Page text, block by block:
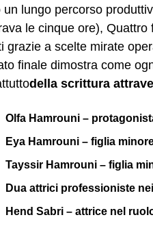
un lungo percorso
le cinque ore),
grazie a scelte mirate
finale dimostra come
della scrittura
Olfa Hamrouni –
Eya Hamrouni – figlia
Tayssir Hamrouni – figlia
Dua attrici professioniste
Hend Sabri – attrice nel